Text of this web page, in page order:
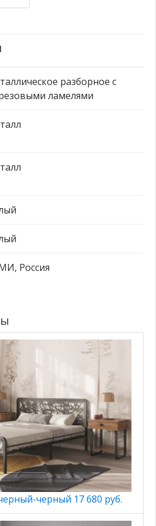
разборное с
ламелями
, Россия
черный 17 680 руб.